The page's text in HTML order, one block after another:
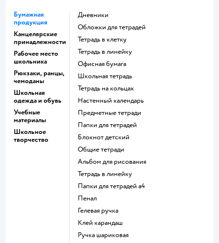
Бумажная
продукция
Канцелярские
принадлежности
Рабочее место
школьника
Рюкзаки, ранцы,
чемоданы
Школьная
одежда и обувь
Учебные
материалы
Школьное
творчество
Дневники
Обложки для тетрадей
Тетрадь в клетку
Тетрадь в линейку
Офисная бумага
Школьная тетрадь
Тетрадь на кольцах
Настенный календарь
Предметные тетради
Папки для тетрадей
Блокнот детский
Общие тетради
Альбом для рисования
Тетрадь в линейку
Папки для тетрадей а4
Пенал
Гелевая ручка
Клей карандаш
Ручка шариковая